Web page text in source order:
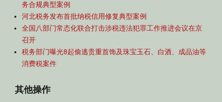
务合规典型案例
河北税务发布首批纳税信用修复典型案例
全国八部门常态化联合打击涉税违法犯罪工作推进会议在京
召开
税务部门曝光8起偷逃贵重首饰及珠宝玉石、白酒、成品油等
消费税案件
其他操作